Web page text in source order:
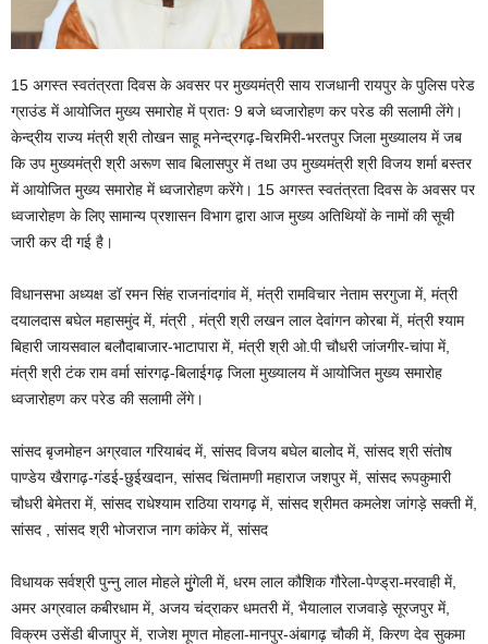
15 अगस्त स्वतंत्रता दिवस के अवसर पर मुख्यमंत्री साय राजधानी रायपुर के पुलिस परेड
ग्राउंड में आयोजित मुख्य समारोह में प्रातः 9 बजे ध्वजारोहण कर परेड की सलामी लेंगे।
केन्द्रीय राज्य मंत्री श्री तोखन साहू मनेन्द्रगढ़-चिरमिरी-भरतपुर जिला मुख्यालय में जब
कि उप मुख्यमंत्री श्री अरूण साव बिलासपुर में तथा उप मुख्यमंत्री श्री विजय शर्मा बस्तर
में आयोजित मुख्य समारोह में ध्वजारोहण करेंगे। 15 अगस्त स्वतंत्रता दिवस के अवसर पर
ध्वजारोहण के लिए सामान्य प्रशासन विभाग द्वारा आज मुख्य अतिथियों के नामों की सूची
जारी कर दी गई है।
विधानसभा अध्यक्ष डॉ रमन सिंह राजनांदगांव में, मंत्री रामविचार नेताम सरगुजा में, मंत्री
दयालदास बघेल महासमुंद में, मंत्री , मंत्री श्री लखन लाल देवांगन कोरबा में, मंत्री श्याम
बिहारी जायसवाल बलौदाबाजार-भाटापारा में, मंत्री श्री ओ.पी चौधरी जांजगीर-चांपा में,
मंत्री श्री टंक राम वर्मा सांरगढ़-बिलाईगढ़ जिला मुख्यालय में आयोजित मुख्य समारोह
ध्वजारोहण कर परेड की सलामी लेंगे।
सांसद बृजमोहन अग्रवाल गरियाबंद में, सांसद विजय बघेल बालोद में, सांसद श्री संतोष
पाण्डेय खैरागढ़-गंडई-छुईखदान, सांसद चिंतामणी महाराज जशपुर में, सांसद रूपकुमारी
चौधरी बेमेतरा में, सांसद राधेश्याम राठिया रायगढ़ में, सांसद श्रीमत कमलेश जांगड़े सक्ती में,
सांसद , सांसद श्री भोजराज नाग कांकेर में, सांसद
विधायक सर्वश्री पुन्नु लाल मोहले मुुंगेली में, धरम लाल कौशिक गौरेला-पेण्ड्रा-मरवाही में,
अमर अग्रवाल कबीरधाम में, अजय चंद्राकर धमतरी में, भैयालाल राजवाड़े सूरजपुर में,
विक्रम उसेंडी बीजापुर में, राजेश मूणत मोहला-मानपुर-अंबागढ़ चौकी में, किरण देव सुकमा